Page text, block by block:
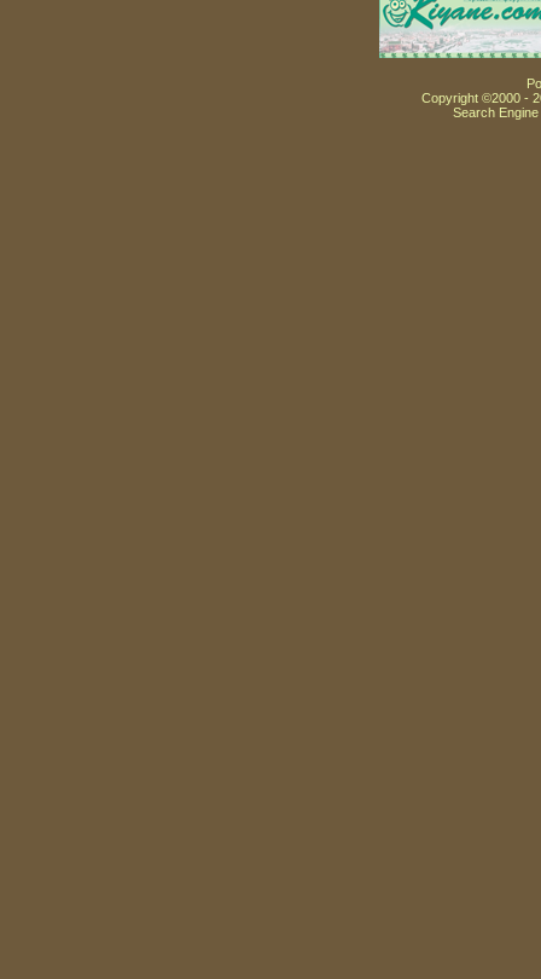
Copyright ©2000 -
Search